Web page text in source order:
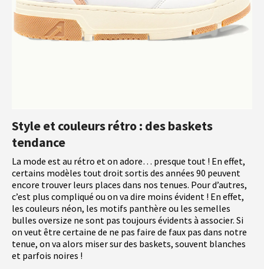
Style et couleurs rétro : des baskets
tendance
La mode est au rétro et on adore… presque tout ! En effet,
certains modèles tout droit sortis des années 90 peuvent
encore trouver leurs places dans nos tenues. Pour d’autres,
c’est plus compliqué ou on va dire moins évident ! En effet,
les couleurs néon, les motifs panthère ou les semelles
bulles oversize ne sont pas toujours évidents à associer. Si
on veut être certaine de ne pas faire de faux pas dans notre
tenue, on va alors miser sur des baskets, souvent blanches
et parfois noires !